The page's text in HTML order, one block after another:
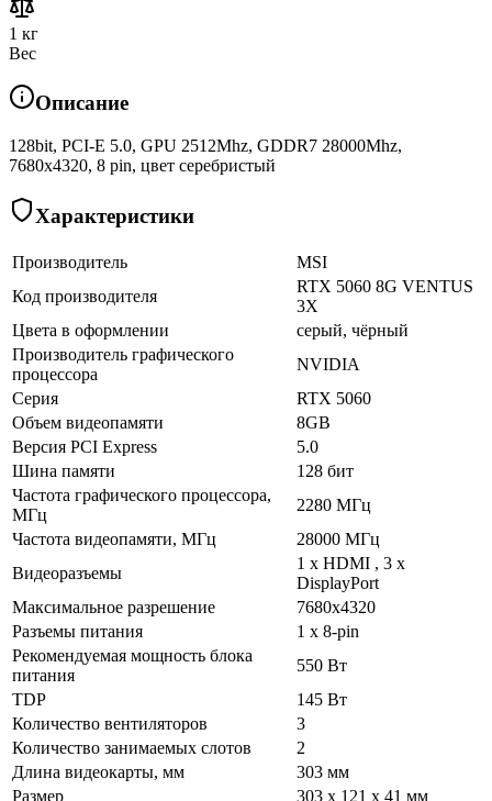
1 кг
Вес
Описание
128bit, PCI-E 5.0, GPU 2512Mhz, GDDR7 28000Mhz,
7680x4320, 8 pin, цвет серебристый
Характеристики
Производитель
MSI
Код производителя
RTX 5060 8G VENTUS
3X
Цвета в оформлении
серый, чёрный
Производитель графического
процессора
NVIDIA
Серия
RTX 5060
Объем видеопамяти
8GB
Версия PCI Express
5.0
Шина памяти
128 бит
Частота графического процессора,
МГц
2280 МГц
Частота видеопамяти, МГц
28000 МГц
Видеоразъемы
1 х HDMI , 3 х
DisplayPort
Максимальное разрешение
7680х4320
Разъемы питания
1 x 8-pin
Рекомендуемая мощность блока
питания
550 Вт
TDP
145 Вт
Количество вентиляторов
3
Количество занимаемых слотов
2
Длина видеокарты, мм
303 мм
Размер
303 x 121 x 41 мм